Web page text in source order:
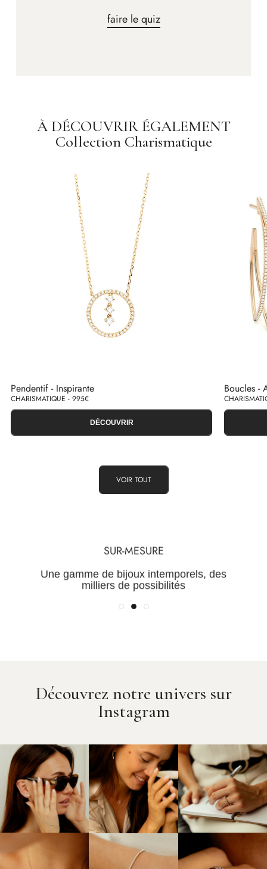
faire le quiz
À DÉCOUVRIR ÉGALEMENT
Collection Charismatique
Pendentif - Inspirante
CHARISMATIQUE - 995€
DÉCOUVRIR
Boucles -
VOIR TOUT
métaux rares
SUR-MESURE
Une gamme de bijoux intemporels, des
milliers de possibilités
valeur pour des prix justes
Découvrez notre univers sur
Instagram